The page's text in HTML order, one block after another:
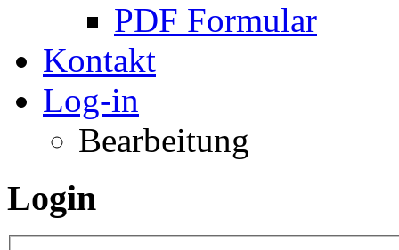
PDF Formular
Kontakt
Log-in
Bearbeitung
Login